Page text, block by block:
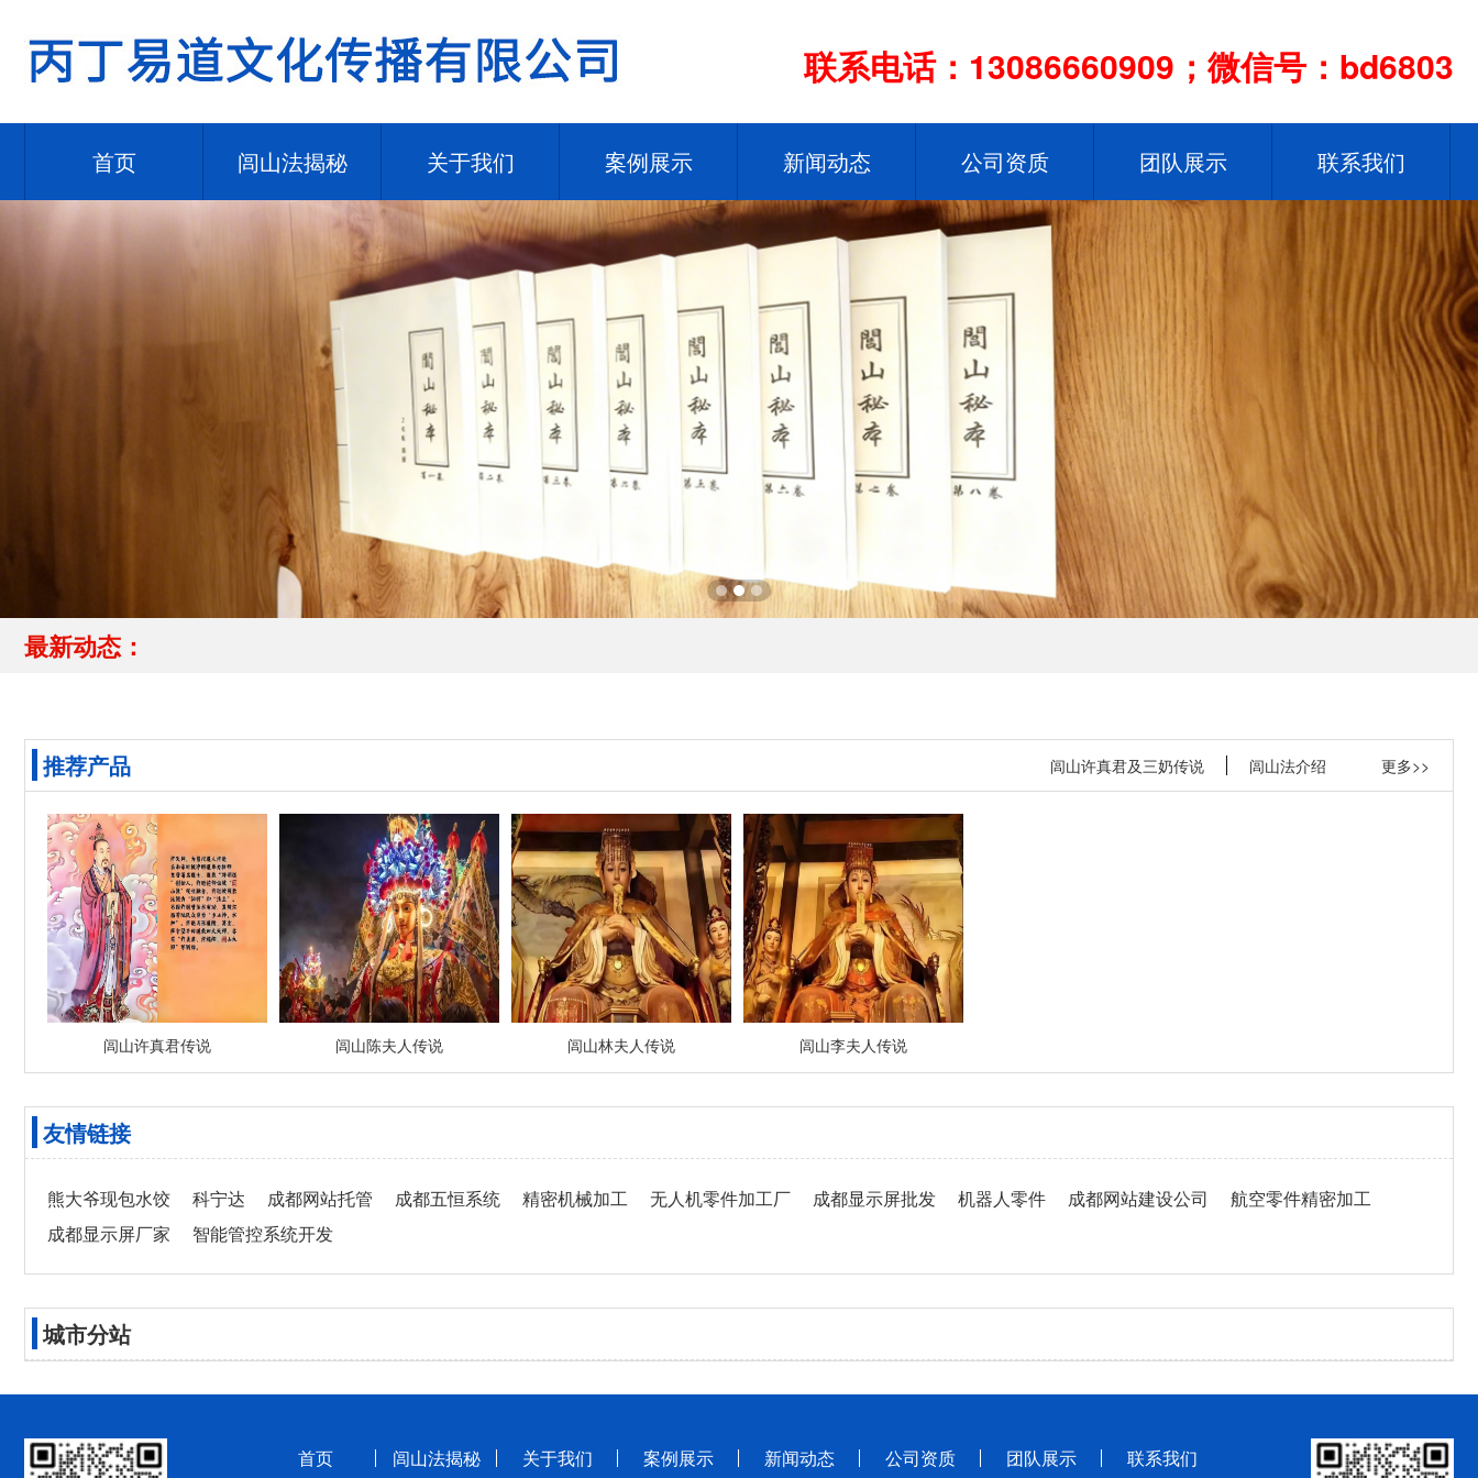
联系电话：13086660909；微信号：bd6803
首页 闾山法揭秘 关于我们 案例展示 新闻动态 公司资质 团队展示 联系我们
最新动态：
推荐产品 更多>>
闾山许真君及三奶传说 闾山法介绍
闾山许真君传说 闾山陈夫人传说 闾山林夫人传说 闾山李夫人传说
友情链接
熊大爷现包水饺 科宁达 成都网站托管 成都五恒系统 精密机械加工 无人机零件加工厂 成都显示屏批发 机器人零件 成都网站建设公司
航空零件精密加工
成都显示屏厂家
智能管控系统开发
城市分站
首页 闾山法揭秘 关于我们 案例展示 新闻动态 公司资质 团队展示 联系我们